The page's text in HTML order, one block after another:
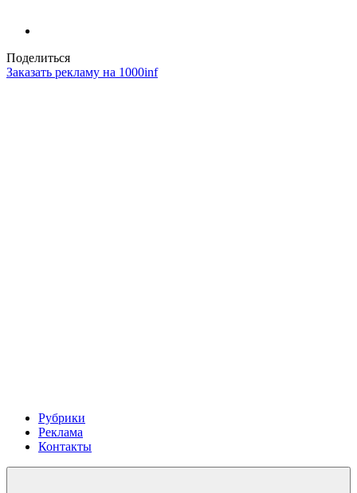
Поделиться
Заказать рекламу на 1000inf
Рубрики
Реклама
Контакты